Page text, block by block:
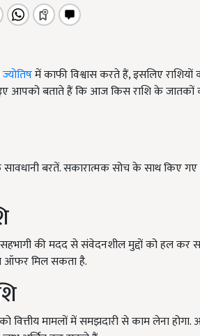
ज्योतिषमें काफी विश्वास करते हैं, इसलिए राशियों
आपको बताते हैं कि आज किस राशि के जातकों
बरतें. सकारात्मक सोच के साथ किए
की मदद से संवेदनशील मुद्दों को हल कर
ऑफर मिल सकता है.
वित्तीय मामलों में समझदारी से काम लेना